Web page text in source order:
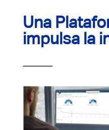
Una
impulsa la